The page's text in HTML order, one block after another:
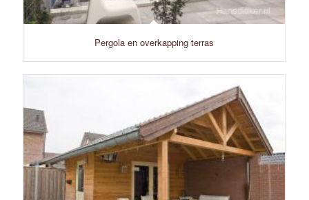
Pergola en overkapping terras